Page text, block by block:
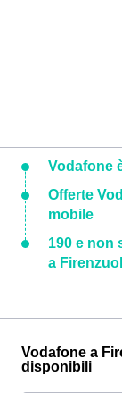
Vodafone
Offerte
mobile
190 e non
a
Vodafone a
disponibili